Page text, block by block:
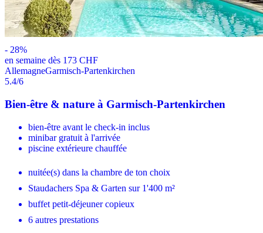
- 28%
en semaine dès 173 CHF
AllemagneGarmisch-Partenkirchen
5.4/6
Bien-être & nature à Garmisch-Partenkirchen
bien-être avant le check-in inclus
minibar gratuit à l'arrivée
piscine extérieure chauffée
nuitée(s) dans la chambre de ton choix
Staudachers Spa & Garten sur 1'400 m²
buffet petit-déjeuner copieux
6 autres prestations